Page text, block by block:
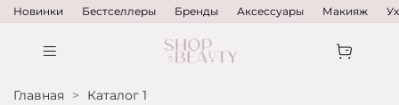
Новинки Бестселлеры Бренды Аксессуары Макияж
Главная Каталог 1